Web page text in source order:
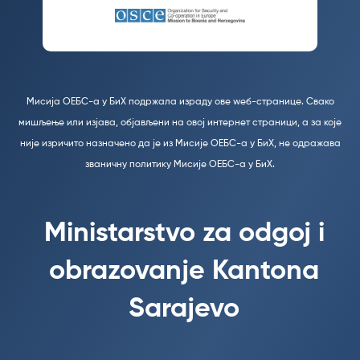
Мисија ОЕБС-а у БиХ подржала израду ове wеб-странице. Свако
мишљење или изјава, објављени на овој интернет страници, а за које
није изричито назначено да је из Мисије ОЕБС-а у БиХ, не одражава
званичну политику Мисије ОЕБС-а у БиХ.
Ministarstvo za odgoj i
obrazovanje Kantona
Sarajevo